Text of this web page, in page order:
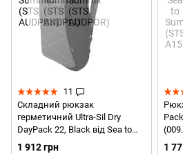
11
Складний рюкзак
герметичний Ultra-Sil Dry
DayPack 22, Black від Sea to
Summit (STS AUDDPBK)
1 912 грн 1